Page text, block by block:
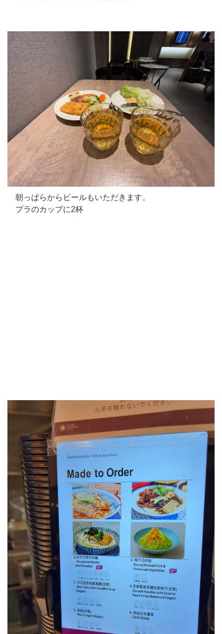
朝っぱらからビールもいただきます。
プラのカップに2杯